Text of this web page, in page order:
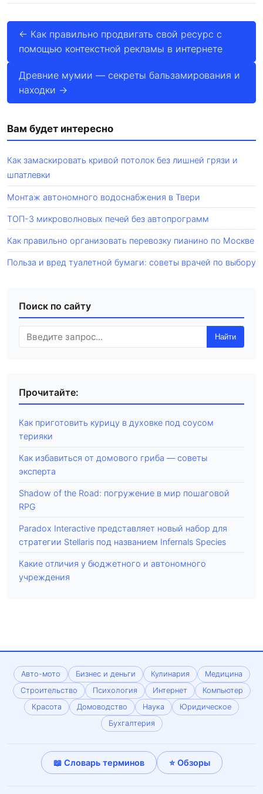
← Как правильно продвигать свой ресурс с
помощью контекстной рекламы в интернете
Древние мумии — секреты бальзамирования и
находки →
Вам будет интересно
Как замаскировать кривой потолок без лишней грязи и
шпатлевки
Монтаж автономного водоснабжения в Твери
ТОП-3 микроволновых печей без автопрограмм
Как правильно организовать перевозку пианино по Москве
Польза и вред туалетной бумаги: советы врачей по выбору
Поиск по сайту
Найти
Прочитайте:
Как приготовить курицу в духовке под соусом
терияки
Как избавиться от домового гриба — советы
эксперта
Shadow of the Road: погружение в мир пошаговой
RPG
Paradox Interactive представляет новый набор для
стратегии Stellaris под названием Infernals Species
Какие отличия у бюджетного и автономного
учреждения
Авто-мото Бизнес и деньги Кулинария
Медицина
Строительство
Психология Интернет
Компьютер
Красота
Домоводство Наука
Юридическое
Бухгалтерия
📖 Словарь терминов ⭐ Обзоры